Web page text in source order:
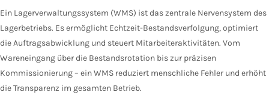
Ein Lagerverwaltungssystem (WMS) ist das zentrale Nervensystem des
Lagerbetriebs. Es ermöglicht Echtzeit-Bestandsverfolgung, optimiert
die Auftragsabwicklung und steuert Mitarbeiteraktivitäten. Vom
Wareneingang über die Bestandsrotation bis zur präzisen
Kommissionierung – ein WMS reduziert menschliche Fehler und erhöht
die Transparenz im gesamten Betrieb.